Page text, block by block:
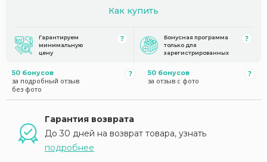
Как купить
Гарантируем
минимальную
цену
Бонусная программа
только для
зарегистрированных
50 бонусов
за подробный отзыв
без фото
50 бонусов
за отзыв с фото
Гарантия возврата
До 30 дней на возврат товара, узнать
подробнее